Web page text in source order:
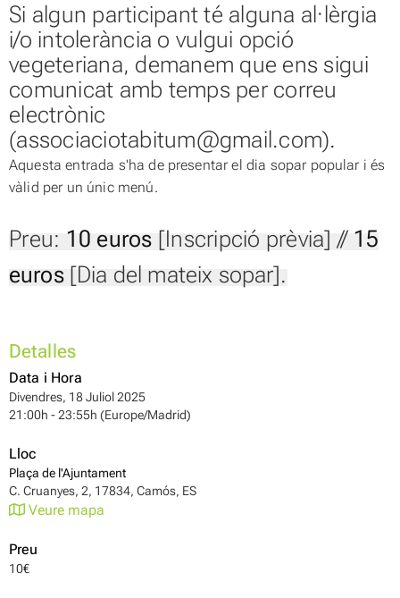
Si algun participant té alguna al·lèrgia
i/o intolerància o vulgui opció
vegeteriana, demanem que ens sigui
comunicat amb temps per correu
electrònic
(associaciotabitum@gmail.com).
Aquesta entrada s'ha de presentar el dia sopar popular i és
vàlid per un únic menú.
Preu: 10 euros [Inscripció prèvia] // 15
euros [Dia del mateix sopar].
Detalles
Data i Hora
Divendres, 18 Juliol 2025
21:00h - 23:55h (Europe/Madrid)
Lloc
Plaça de l'Ajuntament
C. Cruanyes, 2, 17834, Camós, ES
Veure mapa
Preu
10€